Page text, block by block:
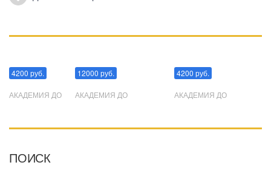
4200 руб.
АКАДЕМИЯ ДО
12000 руб.
АКАДЕМИЯ ДО
4200 руб.
АКАДЕМИЯ ДО
ПОИСК